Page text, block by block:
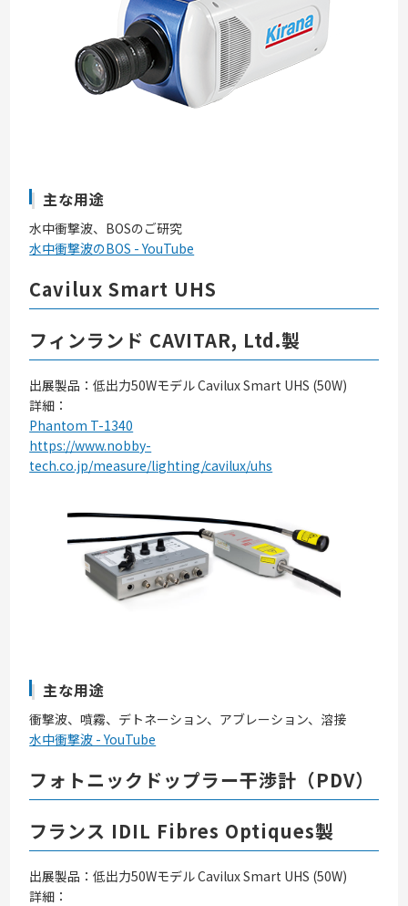
主な用途
水中衝撃波、BOSのご研究
水中衝撃波のBOS - YouTube
Cavilux Smart UHS
フィンランド CAVITAR, Ltd.製
出展製品：低出力50Wモデル Cavilux Smart UHS (50W)
詳細：
Phantom T-1340
https://www.nobby-
tech.co.jp/measure/lighting/cavilux/uhs
主な用途
衝撃波、噴霧、デトネーション、アブレーション、溶接
水中衝撃波 - YouTube
フォトニックドップラー干渉計（PDV）
フランス IDIL Fibres Optiques製
出展製品：低出力50Wモデル Cavilux Smart UHS (50W)
詳細：